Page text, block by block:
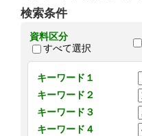
検索条件
資料区分
すべて選択
キーワード１
キーワード２
キーワード３
キーワード４